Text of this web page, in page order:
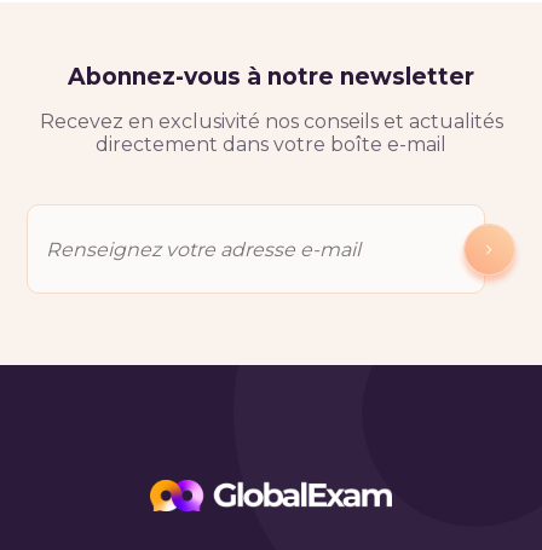
Abonnez-vous à notre newsletter
Recevez en exclusivité nos conseils et actualités
directement dans votre boîte e-mail